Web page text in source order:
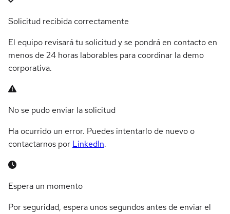
Solicitud recibida correctamente
El equipo revisará tu solicitud y se pondrá en contacto en
menos de 24 horas laborables para coordinar la demo
corporativa.
No se pudo enviar la solicitud
Ha ocurrido un error. Puedes intentarlo de nuevo o
contactarnos por LinkedIn.
Espera un momento
Por seguridad, espera unos segundos antes de enviar el